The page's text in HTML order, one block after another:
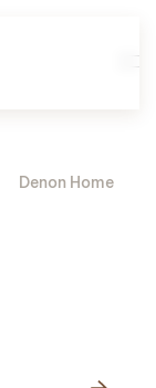
Denon Home